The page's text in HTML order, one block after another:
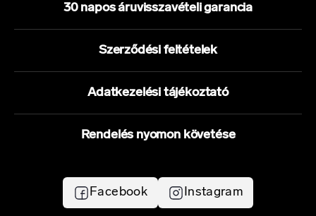
30 napos áruvisszavételi garancia
Szerződési feltételek
Adatkezelési tájékoztató
Rendelés nyomon követése
Facebook Instagram